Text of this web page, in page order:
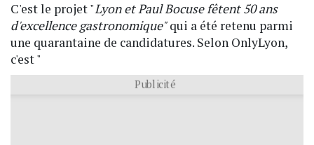
C'est le projet "Lyon et Paul Bocuse fêtent 50 ans
d'excellence gastronomique"qui a été retenu parmi
une quarantaine de candidatures. Selon OnlyLyon,
c'est "
Publicité